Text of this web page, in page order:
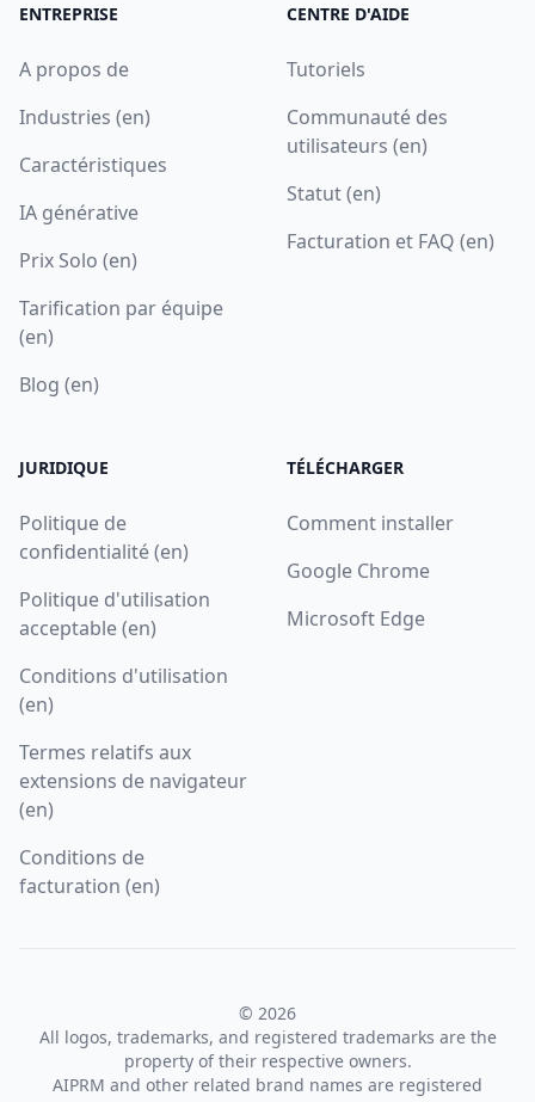
ENTREPRISE
A propos de
Industries (en)
Caractéristiques
IA générative
Prix Solo (en)
Tarification par équipe
(en)
Blog (en)
CENTRE D'AIDE
Tutoriels
Communauté des
utilisateurs (en)
Statut (en)
Facturation et FAQ (en)
JURIDIQUE
Politique de
confidentialité (en)
Politique d'utilisation
acceptable (en)
Conditions d'utilisation
(en)
Termes relatifs aux
extensions de navigateur
(en)
Conditions de
facturation (en)
TÉLÉCHARGER
Comment installer
Google Chrome
Microsoft Edge
© 2026
All logos, trademarks, and registered trademarks are the
property of their respective owners.
AIPRM and other related brand names are registered